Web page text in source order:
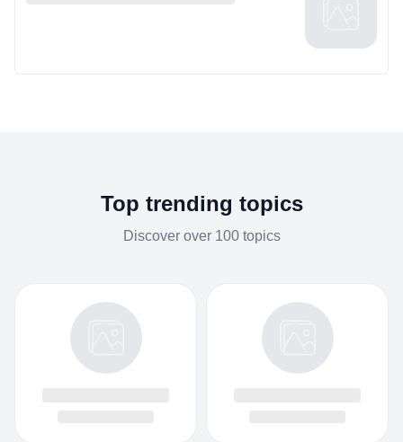
Top trending topics
Discover over 100 topics